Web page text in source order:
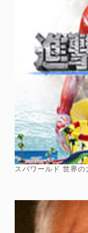
スパワールド 世界